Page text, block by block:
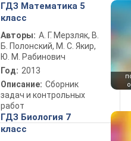
ГДЗ Математика 5
класс
Авторы: А. Г. Мерзляк, В.
Б. Полонский, М. С. Якир,
Ю. М. Рабинович
Год: 2013
Описание: Сборник
задач и контрольных
работ
ГДЗ Биология 7
класс